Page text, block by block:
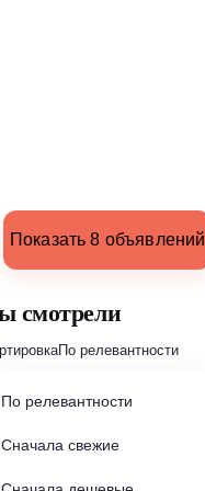
Показать 8 объявлений
смотрели
По релевантности
По релевантности
Сначала свежие